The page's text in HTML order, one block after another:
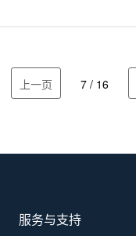
上一页 7 / 16
服务与支持